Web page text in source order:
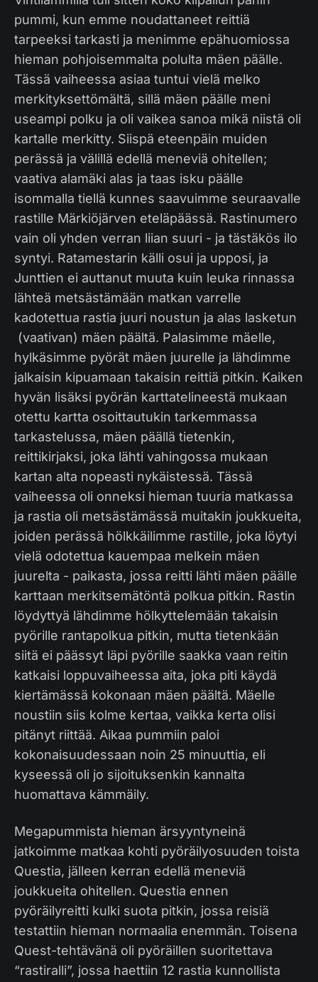
pummi, kun emme noudattaneet reittiä
tarpeeksi tarkasti ja menimme epähuomiossa
hieman pohjoisemmalta polulta mäen päälle.
Tässä vaiheessa asiaa tuntui vielä melko
merkityksettömältä, sillä mäen päälle meni
useampi polku ja oli vaikea sanoa mikä niistä oli
kartalle merkitty. Siispä eteenpäin muiden
perässä ja välillä edellä meneviä ohitellen;
vaativa alamäki alas ja taas isku päälle
isommalla tiellä kunnes saavuimme seuraavalle
rastille Märkiöjärven eteläpäässä. Rastinumero
vain oli yhden verran liian suuri - ja tästäkös ilo
syntyi. Ratamestarin källi osui ja upposi, ja
Junttien ei auttanut muuta kuin leuka rinnassa
lähteä metsästämään matkan varrelle
kadotettua rastia juuri noustun ja alas lasketun
(vaativan) mäen päältä. Palasimme mäelle,
hylkäsimme pyörät mäen juurelle ja lähdimme
jalkaisin kipuamaan takaisin reittiä pitkin. Kaiken
hyvän lisäksi pyörän karttatelineestä mukaan
otettu kartta osoittautukin tarkemmassa
tarkastelussa, mäen päällä tietenkin,
reittikirjaksi, joka lähti vahingossa mukaan
kartan alta nopeasti nykäistessä. Tässä
vaiheessa oli onneksi hieman tuuria matkassa
ja rastia oli metsästämässä muitakin joukkueita,
joiden perässä hölkkäilimme rastille, joka löytyi
vielä odotettua kauempaa melkein mäen
juurelta - paikasta, jossa reitti lähti mäen päälle
karttaan merkitsemätöntä polkua pitkin. Rastin
löydyttyä lähdimme hölkyttelemään takaisin
pyörille rantapolkua pitkin, mutta tietenkään
siitä ei päässyt läpi pyörille saakka vaan reitin
katkaisi loppuvaiheessa aita, joka piti käydä
kiertämässä kokonaan mäen päältä. Mäelle
noustiin siis kolme kertaa, vaikka kerta olisi
pitänyt riittää. Aikaa pummiin paloi
kokonaisuudessaan noin 25 minuuttia, eli
kyseessä oli jo sijoituksenkin kannalta
huomattava kämmäily.
Megapummista hieman ärsyyntyneinä
jatkoimme matkaa kohti pyöräilyosuuden toista
Questia, jälleen kerran edellä meneviä
joukkueita ohitellen. Questia ennen
pyöräilyreitti kulki suota pitkin, jossa reisiä
testattiin hieman normaalia enemmän. Toisena
Quest-tehtävänä oli pyöräillen suoritettava
“rastiralli”, jossa haettiin 12 rastia kunnollista